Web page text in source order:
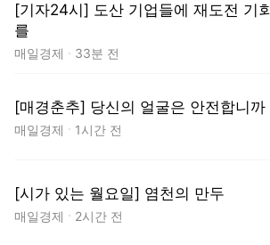
[기자24시] 도산 기업들에 재도전 기회
를
매일경제 33분 전
[매경춘추] 당신의 얼굴은 안전합니까
매일경제 1시간 전
[시가 있는 월요일] 염천의 만두
매일경제 2시간 전